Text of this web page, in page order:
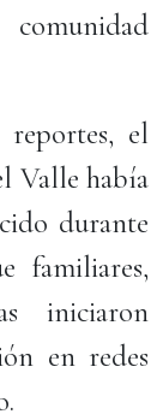
el
Valle había
durante
familiares,
iniciaron
en redes